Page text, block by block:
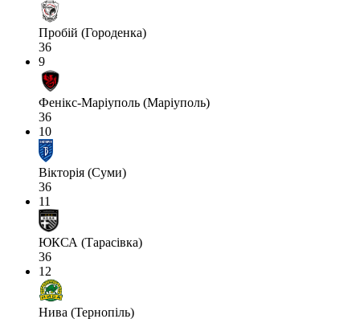
Пробій (Городенка)
36
9
Фенікс-Маріуполь (Маріуполь)
36
10
Вікторія (Суми)
36
11
ЮКСА (Тарасівка)
36
12
Нива (Тернопіль)